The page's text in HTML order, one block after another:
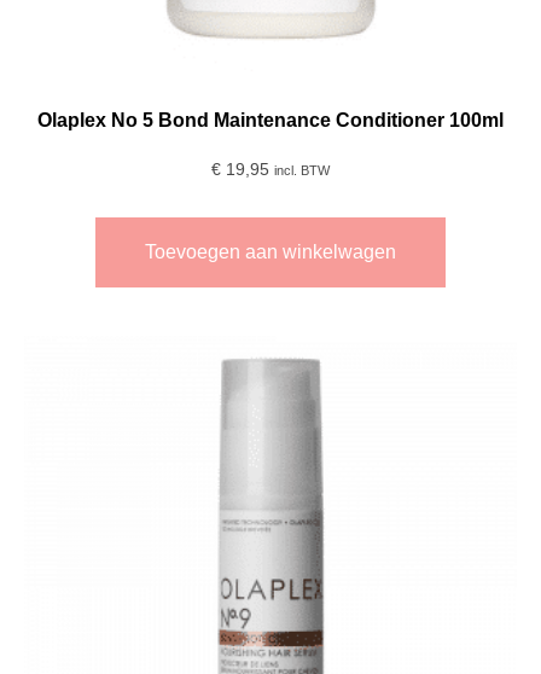
Olaplex No 5 Bond Maintenance Conditioner 100ml
€ 19,95 incl. BTW
Toevoegen aan winkelwagen